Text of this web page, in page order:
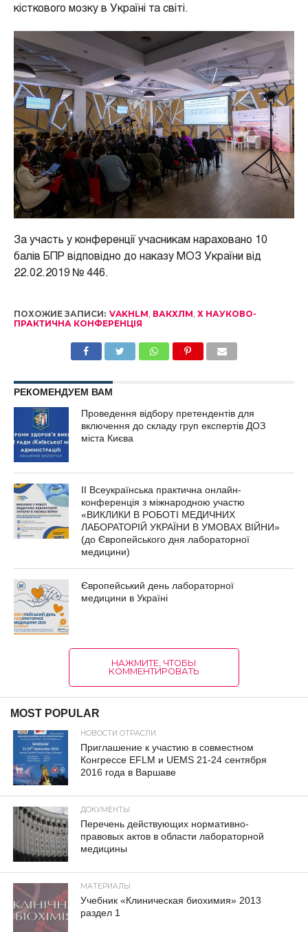
кісткового мозку в Україні та світі.
За участь у конференції учасникам нараховано 10
балів БПР відповідно до наказу МОЗ України від
22.02.2019 № 446.
ПОХОЖИЕ ЗАПИСИ: VAKHLM, ВАКХЛМ, Х НАУКОВО-
ПРАКТИЧНА КОНФЕРЕНЦІЯ
РЕКОМЕНДУЕМ ВАМ
Проведення відбору претендентів для
включення до складу груп експертів ДОЗ
міста Києва
ІІ Всеукраїнська практична онлайн-
конференція з міжнародною участю
«ВИКЛИКИ В РОБОТІ МЕДИЧНИХ
ЛАБОРАТОРІЙ УКРАЇНИ В УМОВАХ ВІЙНИ»
(до Європейського дня лабораторної
медицини)
Європейський день лабораторної
медицини в Україні
НАЖМИТЕ, ЧТОБЫ
КОММЕНТИРОВАТЬ
MOST POPULAR
НОВОСТИ ОТРАСЛИ
Приглашение к участию в совместном
Конгрессе EFLM и UEMS 21-24 сентября
2016 года в Варшаве
ДОКУМЕНТЫ
Перечень действующих нормативно-
правовых актов в области лабораторной
медицины
МАТЕРИАЛЫ
Учебник «Клиническая биохимия» 2013
раздел 1